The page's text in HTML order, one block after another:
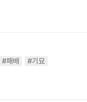
#패배
#기묘